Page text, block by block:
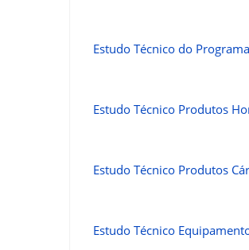
Estudo Técnico do
Estudo Técnico Produtos
Estudo Técnico Produtos
Estudo Técnico